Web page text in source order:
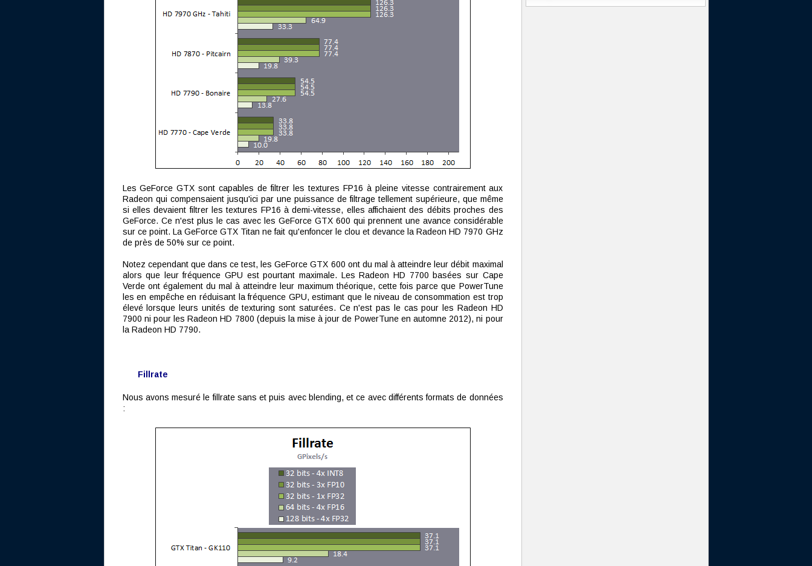
Les GeForce GTX sont capables de filtrer les textures FP16 à pleine vitesse contrairement aux
Radeon qui compensaient jusqu'ici par une puissance de filtrage tellement supérieure, que même
si elles devaient filtrer les textures FP16 à demi-vitesse, elles affichaient des débits proches des
GeForce. Ce n'est plus le cas avec les GeForce GTX 600 qui prennent une avance considérable
sur ce point. La GeForce GTX Titan ne fait qu'enfoncer le clou et devance la Radeon HD 7970 GHz
de près de 50% sur ce point.
Notez cependant que dans ce test, les GeForce GTX 600 ont du mal à atteindre leur débit maximal
alors que leur fréquence GPU est pourtant maximale. Les Radeon HD 7700 basées sur Cape
Verde ont également du mal à atteindre leur maximum théorique, cette fois parce que PowerTune
les en empêche en réduisant la fréquence GPU, estimant que le niveau de consommation est trop
élevé lorsque leurs unités de texturing sont saturées. Ce n'est pas le cas pour les Radeon HD
7900 ni pour les Radeon HD 7800 (depuis la mise à jour de PowerTune en automne 2012), ni pour
la Radeon HD 7790.
Fillrate
Nous avons mesuré le fillrate sans et puis avec blending, et ce avec différents formats de données
: